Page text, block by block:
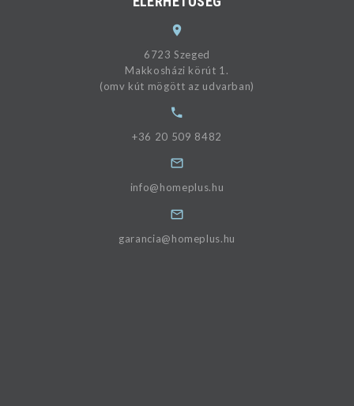
6723 Szeged
Makkosházi körút 1.
(omv kút mögött az udvarban)
+36 20 509 8482
info@homeplus.hu
garancia@homeplus.hu